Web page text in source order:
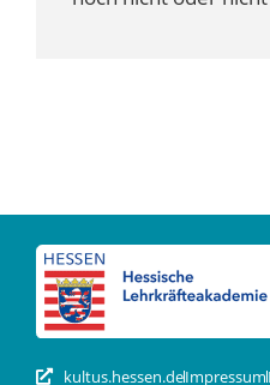
kultus.hessen.deImpressum